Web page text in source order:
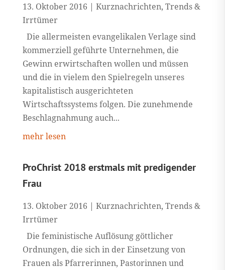
13. Oktober 2016 | Kurznachrichten, Trends &
Irrtümer
Die allermeisten evangelikalen Verlage sind
kommerziell geführte Unternehmen, die
Gewinn erwirtschaften wollen und müssen
und die in vielem den Spielregeln unseres
kapitalistisch ausgerichteten
Wirtschaftssystems folgen. Die zunehmende
Beschlagnahmung auch...
mehr lesen
ProChrist 2018 erstmals mit predigender
Frau
13. Oktober 2016 | Kurznachrichten, Trends &
Irrtümer
Die feministische Auflösung göttlicher
Ordnungen, die sich in der Einsetzung von
Frauen als Pfarrerinnen, Pastorinnen und